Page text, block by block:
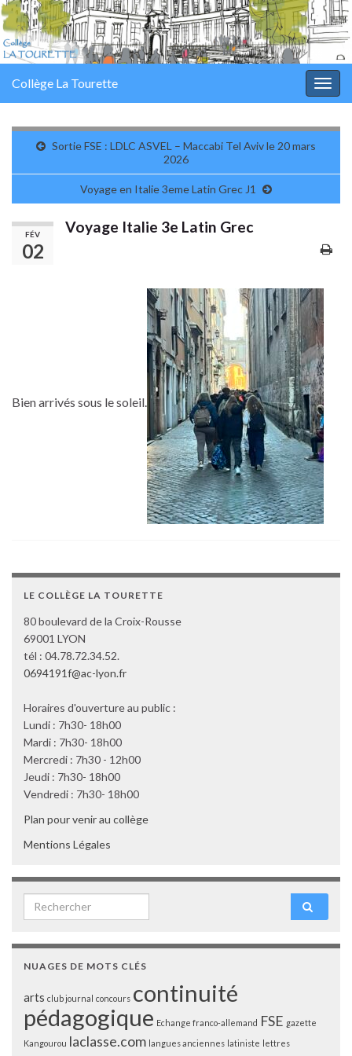
Collège La Tourette
Sortie FSE : LDLC ASVEL – Maccabi Tel Aviv le 20 mars
2026
Voyage en Italie 3eme Latin Grec J1
FÉV
02
Voyage Italie 3e Latin Grec
Bien arrivés sous le soleil.
LE COLLÈGE LA TOURETTE
80 boulevard de la Croix-Rousse
69001 LYON
tél : 04.78.72.34.52.
0694191f@ac-lyon.fr
Horaires d'ouverture au public :
Lundi : 7h30- 18h00
Mardi : 7h30- 18h00
Mercredi : 7h30 - 12h00
Jeudi : 7h30- 18h00
Vendredi : 7h30- 18h00
Plan pour venir au collège
Mentions Légales
Search for:
NUAGES DE MOTS CLÉS
arts club journal concours continuité
pédagogique Echange franco-allemand FSE gazette
Kangourou laclasse.com langues anciennes latiniste lettres
Panneau de gestion des cookies